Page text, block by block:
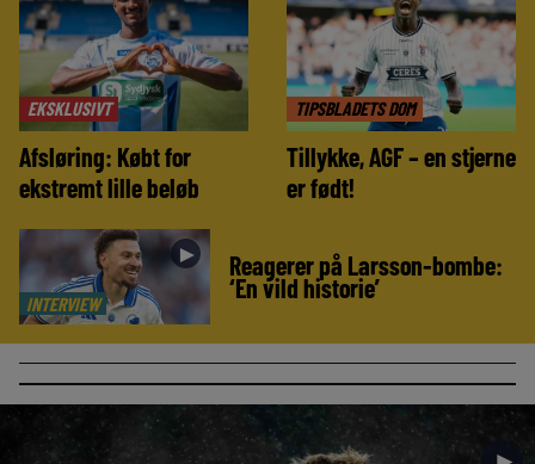
EKSKLUSIVT
Afsløring: Købt for
ekstremt lille beløb
TIPSBLADETS DOM
Tillykke, AGF – en stjerne
er født!
INTERVIEW
► Reagerer på Larsson-bombe:
‘En vild historie’